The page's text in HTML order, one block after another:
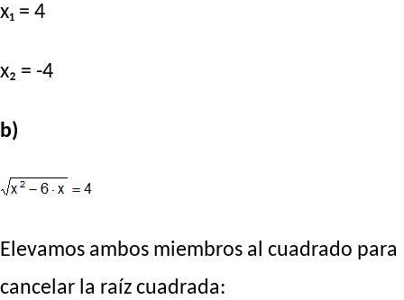
x₁ = 4
x₂ = -4
b)
Elevamos ambos miembros al cuadrado para
cancelar la raíz cuadrada: